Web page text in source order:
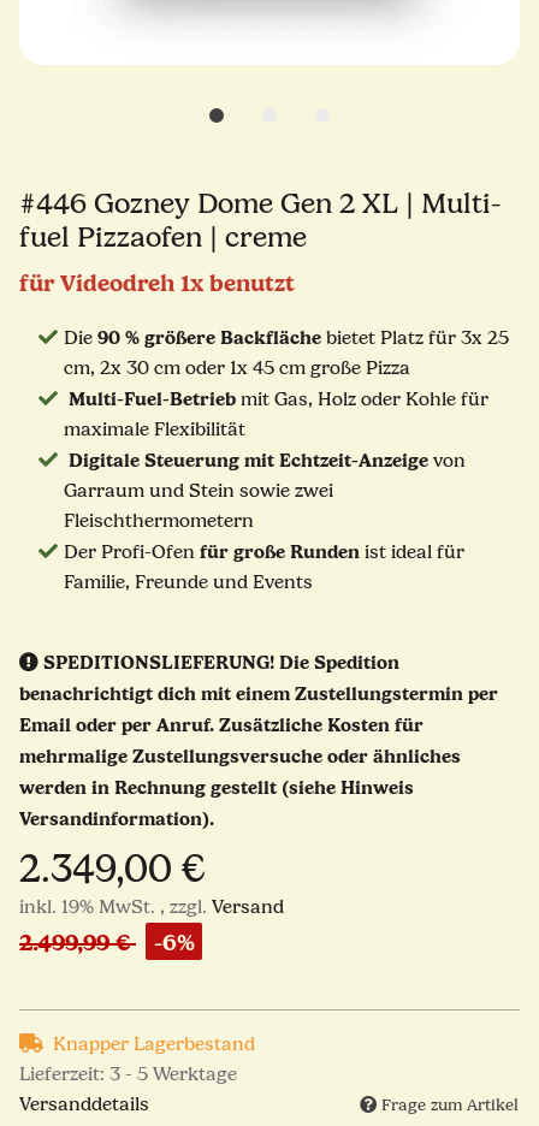
#446 Gozney Dome Gen 2 XL | Multi-
fuel Pizzaofen | creme
für Videodreh 1x benutzt
Die 90 % größere Backfläche bietet Platz für 3x 25
cm, 2x 30 cm oder 1x 45 cm große Pizza
Multi-Fuel-Betriebmit Gas, Holz oder Kohle für
maximale Flexibilität
Digitale Steuerung mit Echtzeit-Anzeige von
Garraum und Stein sowie zwei
Fleischthermometern
Der Profi-Ofen für große Rundenist ideal für
Familie, Freunde und Events
SPEDITIONSLIEFERUNG! Die Spedition
benachrichtigt dich mit einem Zustellungstermin per
Email oder per Anruf. Zusätzliche Kosten für
mehrmalige Zustellungsversuche oder ähnliches
werden in Rechnung gestellt (siehe Hinweis
Versandinformation).
2.349,00 €
inkl. 19% MwSt. , zzgl. Versand
2.499,99 € -6%
Knapper Lagerbestand
Lieferzeit: 3 - 5 Werktage
Versanddetails
Frage zum Artikel